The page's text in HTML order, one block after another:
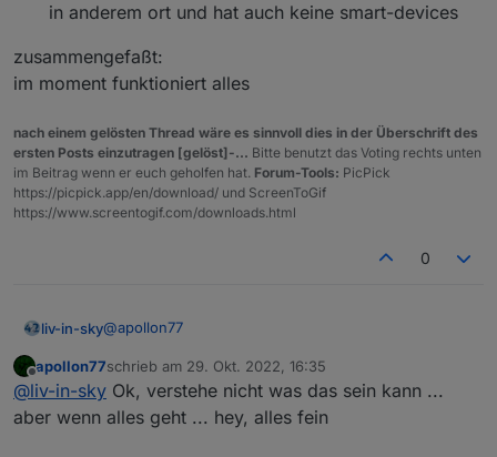
in anderem ort und hat auch keine smart-devices
zusammengefaßt:
im moment funktioniert alles
nach einem gelösten Thread wäre es sinnvoll dies in der Überschrift des
ersten Posts einzutragen [gelöst]-... Bitte benutzt das Voting rechts unten
im Beitrag wenn er euch geholfen hat. Forum-Tools: PicPick
https://picpick.app/en/download/ und ScreenToGif
https://www.screentogif.com/downloads.html
0
liv-in-sky@apollon77
situation: keine ahnung was da ist.
alexa2.1 ist abgeschalten
zusammengefaßt:
Offline
apollon77schrieb am 29. Okt. 2022, 16:35
zuletzt editiert von
@liv-in-sky Ok, verstehe nicht was das sein kann ...
aber wenn alles geht ... hey, alles fein